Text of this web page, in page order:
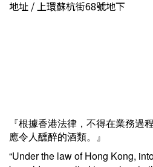
地址 / 上環蘇杭街68號地下
『根據香港法律，不得在業務過
應令人醺醉的酒類。』
“Under the law of Hong Kong,